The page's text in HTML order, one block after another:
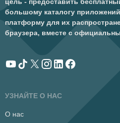
большому каталогу
платформу для их
браузера, вместе с
УЗНАЙТЕ О НАС
О нас